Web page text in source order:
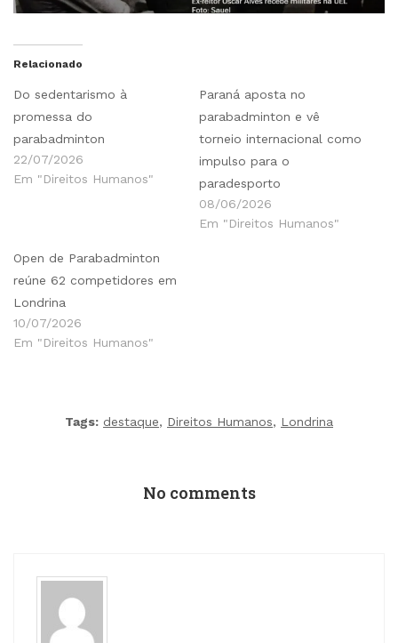
Relacionado
Do sedentarismo à
promessa do
parabadminton
22/07/2026
Em "Direitos Humanos"
Paraná aposta no
parabadminton e vê
torneio internacional como
impulso para o
paradesporto
08/06/2026
Em "Direitos Humanos"
Open de Parabadminton
reúne 62 competidores em
Londrina
10/07/2026
Em "Direitos Humanos"
Tags: destaque, Direitos Humanos, Londrina
No comments